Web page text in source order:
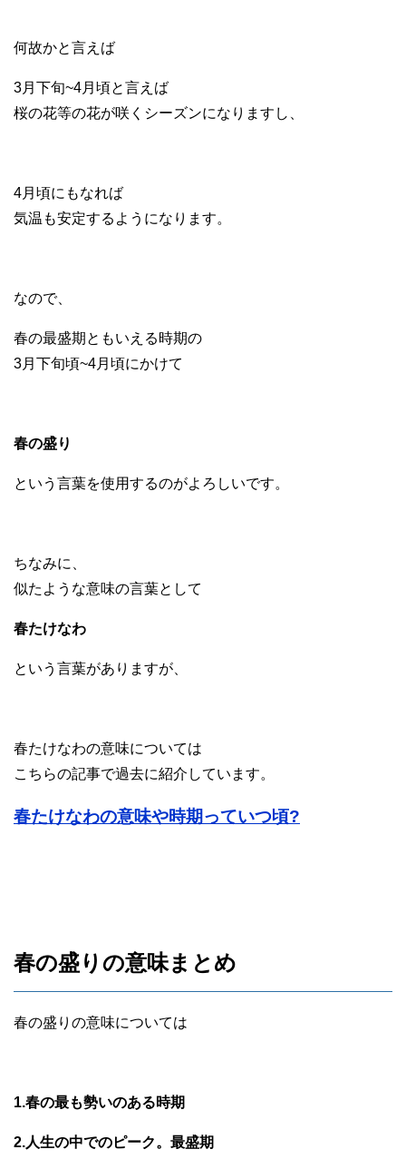
何故かと言えば
3月下旬~4月頃と言えば
桜の花等の花が咲くシーズンになりますし、
4月頃にもなれば
気温も安定するようになります。
なので、
春の最盛期ともいえる時期の
3月下旬頃~4月頃にかけて
春の盛り
という言葉を使用するのがよろしいです。
ちなみに、
似たような意味の言葉として
春たけなわ
という言葉がありますが、
春たけなわの意味については
こちらの記事で過去に紹介しています。
春たけなわの意味や時期っていつ頃?
春の盛りの意味まとめ
春の盛りの意味については
1.春の最も勢いのある時期
2.人生の中でのピーク。最盛期